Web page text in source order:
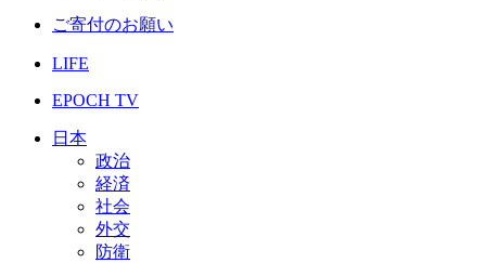
ご寄付のお願い
LIFE
EPOCH TV
日本
政治
経済
社会
外交
防衛